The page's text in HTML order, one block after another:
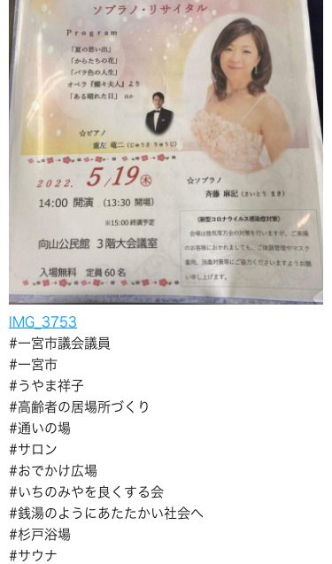
IMG_3753
#一宮市議会議員
#一宮市
#うやま祥子
#高齢者の居場所づくり
#通いの場
#サロン
#おでかけ広場
#いちのみやを良くする会
#銭湯のようにあたたかい社会へ
#杉戸浴場
#サウナ